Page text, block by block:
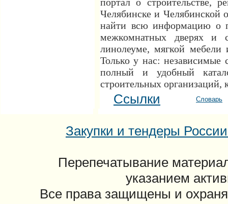
Челябинске и Челябинской
найти всю информацию о
межкомнатных дверях и
линолеуме, мягкой мебели
Только у нас: независимые
полный и удобный
строительных
Ссылки Словарь
Закупки и тендеры
Перепечатывание
указанием
Все права защищены и